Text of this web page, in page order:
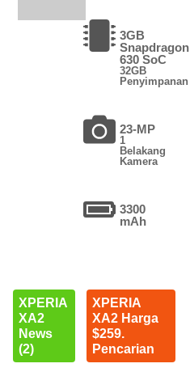
3GB
Snapdragon
630 SoC
32GB
Penyimpanan
23-MP
1
Belakang
Kamera
3300
mAh
XPERIA
XA2
News
(2)
XPERIA
XA2 Harga
$259.
Pencarian